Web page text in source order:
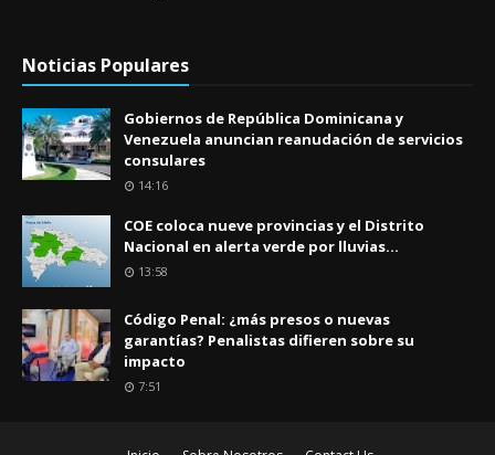
Noticias Populares
Gobiernos de República Dominicana y
Venezuela anuncian reanudación de servicios
consulares
14:16
COE coloca nueve provincias y el Distrito
Nacional en alerta verde por lluvias...
13:58
Código Penal: ¿más presos o nuevas
garantías? Penalistas difieren sobre su
impacto
7:51